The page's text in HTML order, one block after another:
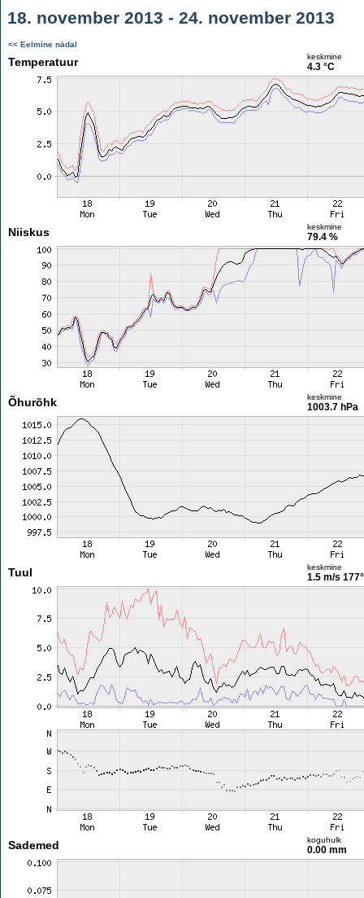
18. november 2013 - 24. november 2013
<< Eelmine nädal
Temperatuur keskmine
4.3 °C
Niiskus keskmine
79.4 %
Õhurõhk keskmine
1003.7 hPa
Tuul keskmine
1.5 m/s 177°
Sademed koguhulk
0.00 mm